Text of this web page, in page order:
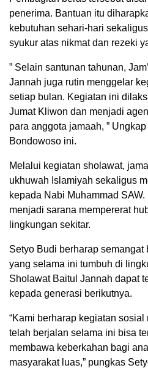
penerima. Bantuan itu
kebutuhan sehari-hari
syukur atas nikmat dan rezeki
” Selain santunan tahunan,
Jannah juga rutin menggelar
setiap bulan. Kegiatan ini
Jumat Kliwon dan menjadi
para anggota jamaah, ”
Bondowoso ini.
Melalui kegiatan sholawat,
ukhuwah Islamiyah sekaligus
kepada Nabi Muhammad
menjadi sarana mempererat
lingkungan sekitar.
Setyo Budi berharap
yang selama ini tumbuh di
Sholawat Baitul Jannah dapat
kepada generasi berikutnya.
“Kami berharap kegiatan
telah berjalan selama ini bisa
membawa keberkahan bagi
masyarakat luas,” pungkas